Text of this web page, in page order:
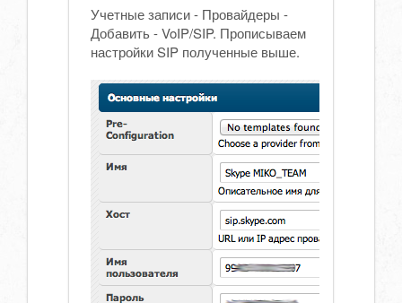
Учетные записи - Провайдеры -
Добавить - VoIP/SIP. Прописываем
настройки SIP полученные выше.